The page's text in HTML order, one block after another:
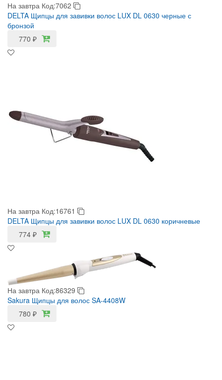
На завтра Код:7062
DELTA Щипцы для завивки волос LUX DL 0630 черные с
бронзой
770 ₽
На завтра Код:16761
DELTA Щипцы для завивки волос LUX DL 0630 коричневые
774 ₽
На завтра Код:86329
Sakura Щипцы для волос SA-4408W
780 ₽